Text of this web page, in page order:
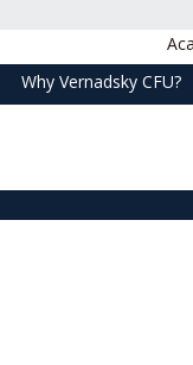
Why Vernadsky CFU?